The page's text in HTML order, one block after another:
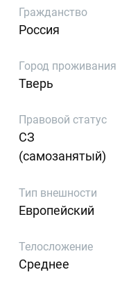
Гражданство
Россия
Город проживания
Тверь
Правовой статус
СЗ
(самозанятый)
Тип внешности
Европейский
Телосложение
Среднее